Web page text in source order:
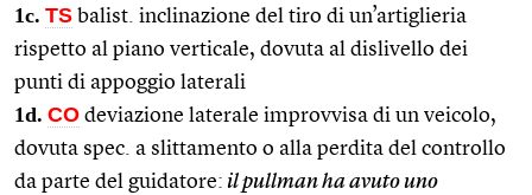
1c. TS balist. inclinazione del tiro di un’artiglieria
rispetto al piano verticale, dovuta al dislivello dei
punti di appoggio laterali
1d. CO deviazione laterale improvvisa di un veicolo,
dovuta spec. a slittamento o alla perdita del controllo
da parte del guidatore: il pullman ha avuto uno